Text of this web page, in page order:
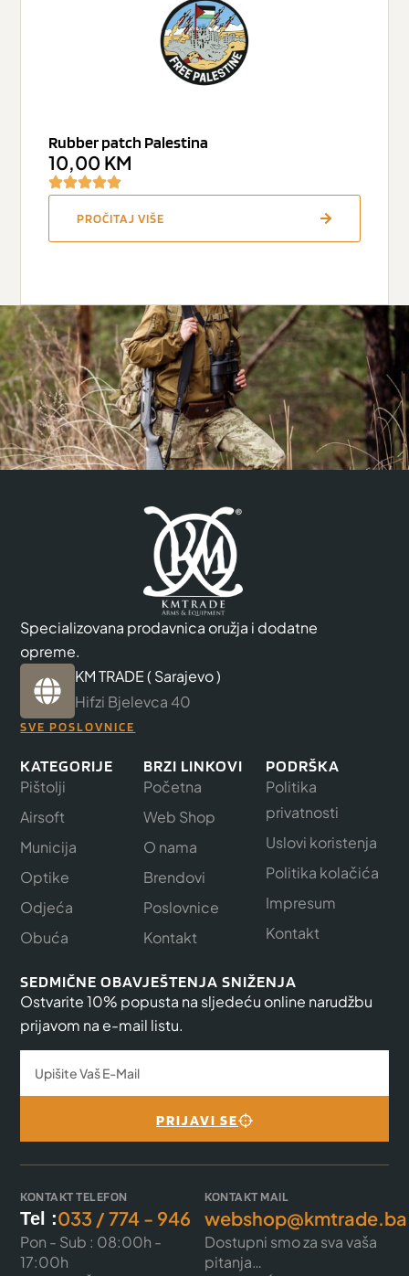
Rubber patch Palestina
10,00 KM
PROČITAJ VIŠE
Specializovana prodavnica oružja i dodatne
opreme.
KM TRADE ( Sarajevo )
Hifzi Bjelevca 40
SVE POSLOVNICE
KATEGORIJE
Pištolji
Airsoft
Municija
Optike
Odjeća
Obuća
BRZI LINKOVI
Početna
Web Shop
O nama
Brendovi
Poslovnice
Kontakt
PODRŠKA
Politika
privatnosti
Uslovi koristenja
Politika kolačića
Impresum
Kontakt
SEDMIČNE OBAVJEŠTENJA SNIŽENJA
Ostvarite 10% popusta na sljedeću online narudžbu
prijavom na e-mail listu.
PRIJAVI SE
KONTAKT TELEFON
Tel :033 / 774 - 946
Pon - Sub : 08:00h -
17:00h
KONTAKT MAIL
webshop@kmtrade.ba
Dostupni smo za sva vaša
pitanja…